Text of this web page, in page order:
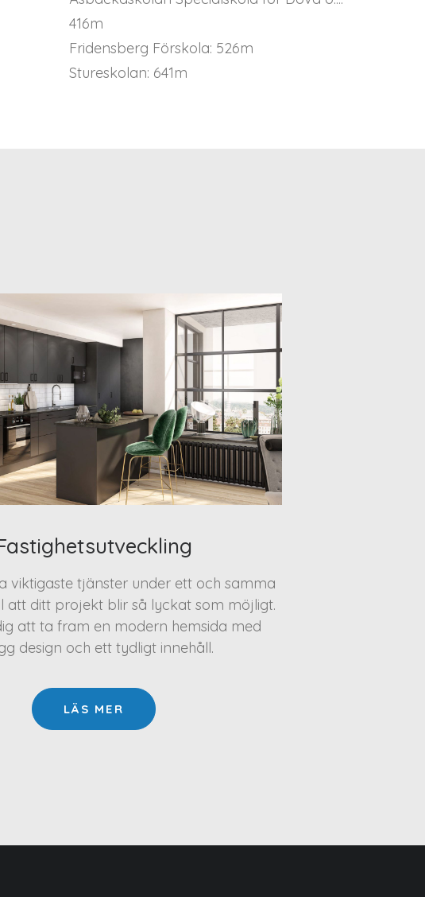
416m
Fridensberg Förskola: 526m
Stureskolan: 641m
viktigaste tjänster under ett och samma
att ditt projekt blir så lyckat som möjligt.
att ta fram en modern hemsida med
design och ett tydligt innehåll.
LÄS MER